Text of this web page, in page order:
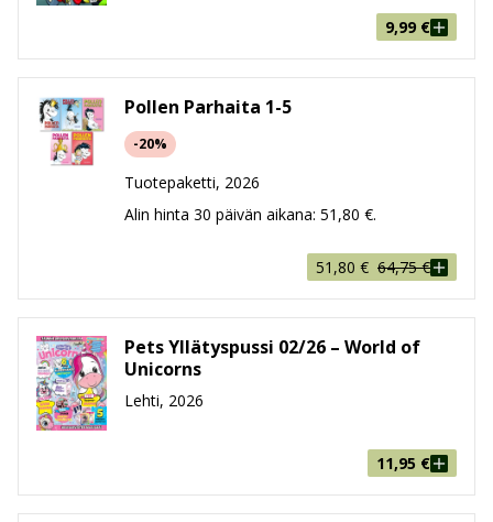
9,99 €
Pollen Parhaita 1-5
-20%
Tuotepaketti, 2026
Alin hinta 30 päivän aikana: 51,80 €.
64,75€
Alkuperäinen
hinta
oli:
64,75 €.
51,80 €
Nykyinen
hinta
on:
51,80 €.
Pets Yllätyspussi 02/26 – World of
Unicorns
Lehti, 2026
11,95 €